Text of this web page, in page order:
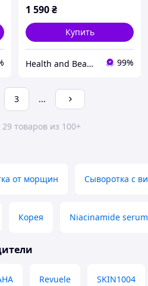
1 590₴
Купить
Health and Beauty 99%
3 ...
товаров из 100+
от морщин Сыворотка с
Корея Niacinamide serum
Revuele SKIN1004